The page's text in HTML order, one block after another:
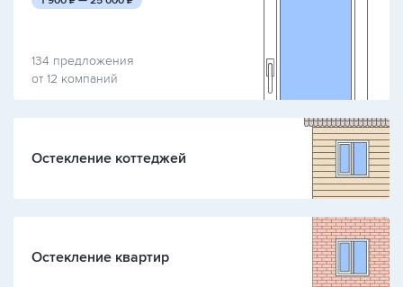
134 предложения
от 12 компаний
Остекление коттеджей
Остекление квартир